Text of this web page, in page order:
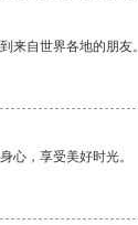
来自世界各地的朋友。
心，享受美好时光。